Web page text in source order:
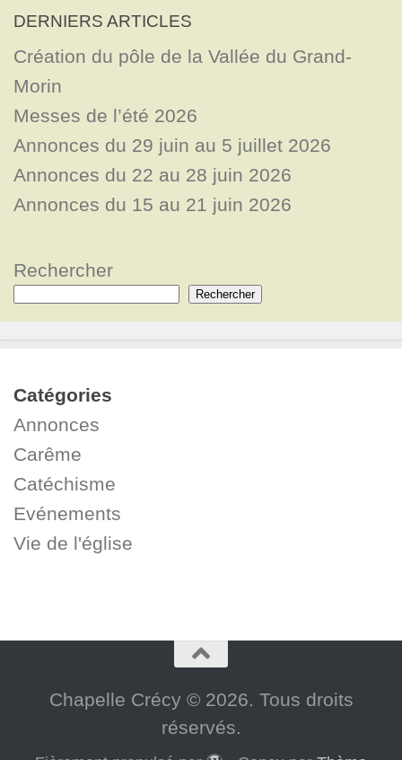
DERNIERS ARTICLES
Création du pôle de la Vallée du Grand-
Morin
Messes de l’été 2026
Annonces du 29 juin au 5 juillet 2026
Annonces du 22 au 28 juin 2026
Annonces du 15 au 21 juin 2026
Rechercher
Rechercher
Catégories
Annonces
Carême
Catéchisme
Evénements
Vie de l'église
Chapelle Crécy © 2026. Tous droits
réservés.